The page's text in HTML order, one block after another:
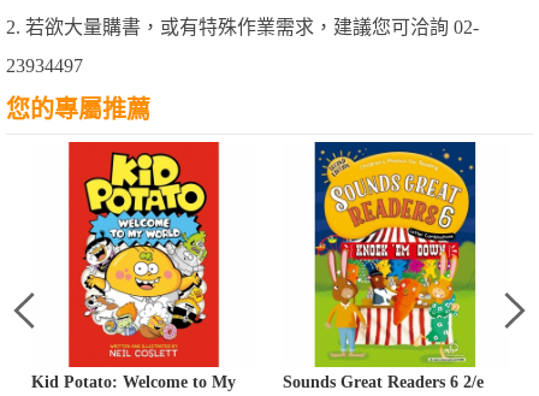
2. 若欲大量購書，或有特殊作業需求，建議您可洽詢 02-
23934497
您的專屬推薦
Kid Potato: Welcome to My
Sounds Great Readers 6 2/e